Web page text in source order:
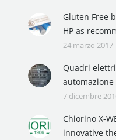
Gluten Free
HP as
24 marzo 2017
Quadri
7 dicembre
Chiorino X-
innovative